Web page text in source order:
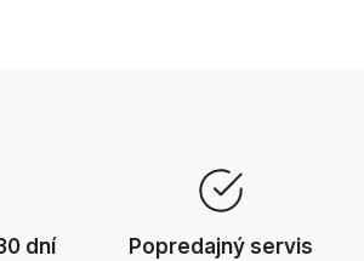
dní Popredajný servis